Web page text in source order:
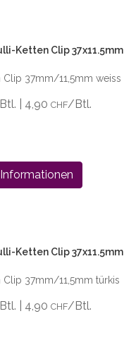
Ketten Clip 37x11.5mm
Clip 37mm/11,5mm weiss
| 4,90 CHF/Btl.
Ketten Clip 37x11.5mm
Clip 37mm/11,5mm türkis
| 4,90 CHF/Btl.